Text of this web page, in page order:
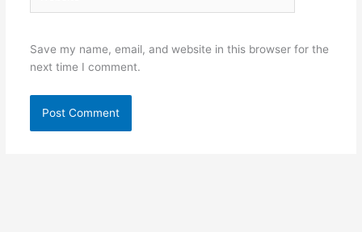
Save my name, email, and website in this browser for the
next time I comment.